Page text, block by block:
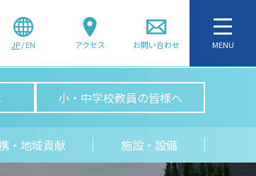
MENU
お問い合わせ
アクセス
JP/EN
小・中学校教員の皆様へ
・地域貢献 施設・設備